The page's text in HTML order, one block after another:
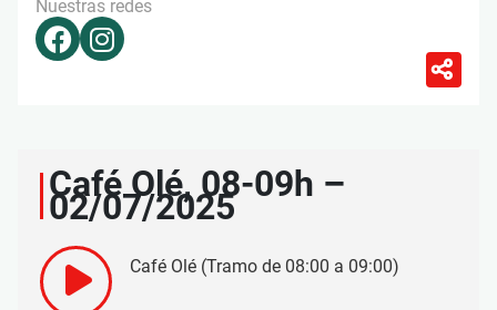
Nuestras redes
Café Olé, 08-09h –
02/07/2025
Café Olé (Tramo de 08:00 a 09:00)